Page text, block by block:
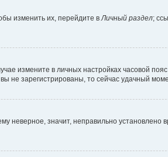
изменить их, перейдите в Личный раздел;
измените в личных настройках часовой
не зарегистрированы, то сейчас удачный
неверное, значит, неправильно